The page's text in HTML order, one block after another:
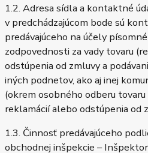
1.2. Adresa sídla a kontaktné
v predchádzajúcom bode sú
predávajúceho na účely
zodpovednosti za vady tovaru
odstúpenia od zmluvy a
iných podnetov, ako aj inej
(okrem osobného odberu
reklamácií alebo odstúpenia od
1.3. Činnosť predávajúceho
obchodnej inšpekcie –